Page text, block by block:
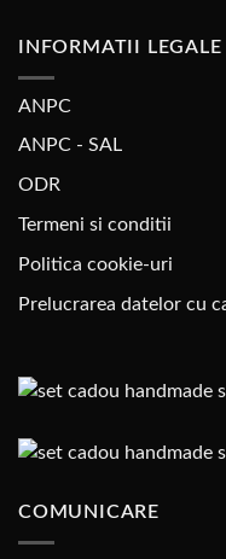
INFORMATII LEGALE
ANPC
ANPC - SAL
ODR
Termeni si conditii
Politica cookie-uri
Prelucrarea datelor cu
COMUNICARE